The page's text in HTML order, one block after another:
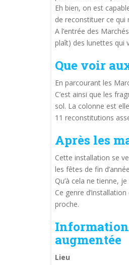
Eh bien, on est
de reconstituer ce qui
A l’entrée des
plaît) des lunettes qui
Que voir
En parcourant les
C’est ainsi que les
sol. La colonne est
11 reconstitutions
Après les
Cette installation se
les fêtes de fin
Qu’à cela ne tienne,
Ce genre
proche.
augmentée
Lieu